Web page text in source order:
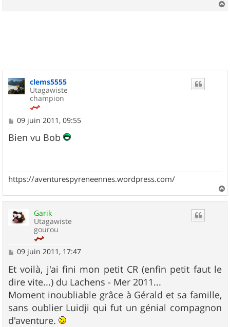
a
clems5555
Utagawiste
champion
M
s
s
09 juin 2011, 09:55
Bien vu Bob
https://aventurespyreneennes.wordpress.com/
a
Garik
Utagawiste
gourou
M
s
s
a
g
e
09 juin 2011, 17:47
Et voilà, j'ai fini mon petit CR (enfin petit faut le
dire vite...) du Lachens - Mer 2011...
Moment inoubliable grâce à Gérald et sa famille,
sans oublier Luidji qui fut un génial compagnon
d'aventure.